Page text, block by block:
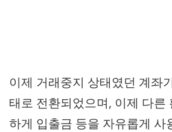
이제 거래중지 상태였던 계좌
태로 전환되었으며, 이제 다른
하게 입출금 등을 자유롭게 사